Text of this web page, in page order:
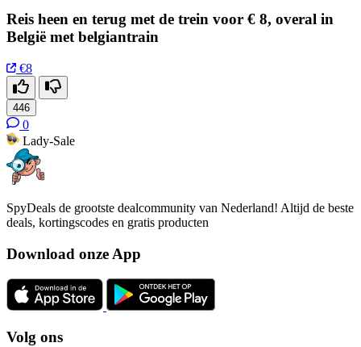
Reis heen en terug met de trein voor € 8, overal in
België met belgiantrain
€8
446
0
Lady-Sale
SpyDeals de grootste dealcommunity van Nederland! Altijd de beste
deals, kortingscodes en gratis producten
Download onze App
Volg ons